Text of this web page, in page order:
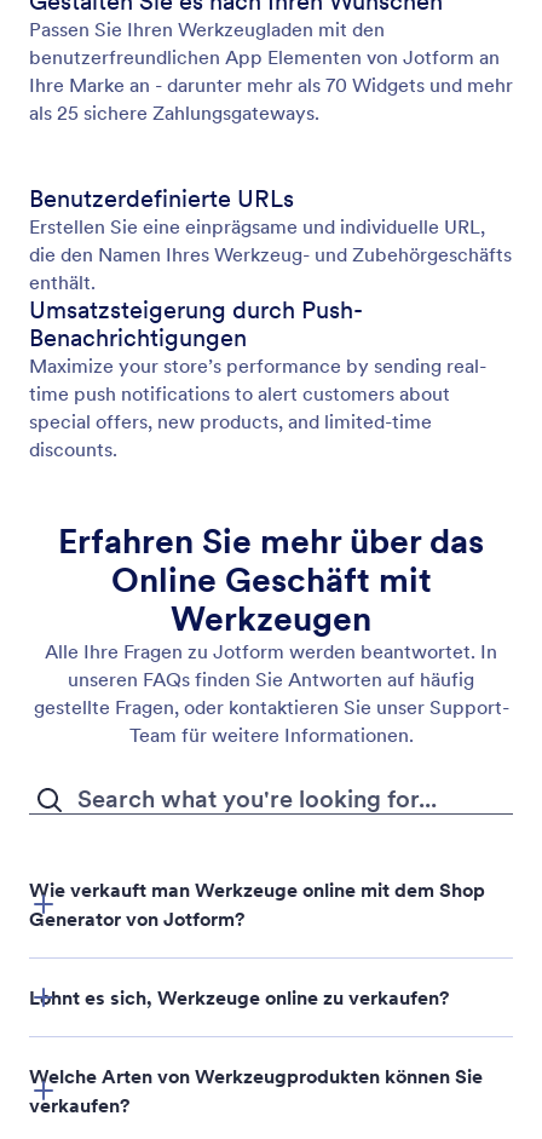
Passen Sie Ihren Werkzeugladen mit den
benutzerfreundlichen App Elementen von Jotform an
Ihre Marke an - darunter mehr als 70 Widgets und mehr
als 25 sichere Zahlungsgateways.
Benutzerdefinierte URLs
Erstellen Sie eine einprägsame und individuelle URL,
die den Namen Ihres Werkzeug- und Zubehörgeschäfts
enthält.
Umsatzsteigerung durch Push-
Benachrichtigungen
Maximize your store’s performance by sending real-
time push notifications to alert customers about
special offers, new products, and limited-time
discounts.
Erfahren Sie mehr über das
Online Geschäft mit
Werkzeugen
Alle Ihre Fragen zu Jotform werden beantwortet. In
unseren FAQs finden Sie Antworten auf häufig
gestellte Fragen, oder kontaktieren Sie unser Support-
Team für weitere Informationen.
Wie verkauft man Werkzeuge online mit dem Shop
Generator von Jotform?
Lohnt es sich, Werkzeuge online zu verkaufen?
Welche Arten von Werkzeugprodukten können Sie
verkaufen?